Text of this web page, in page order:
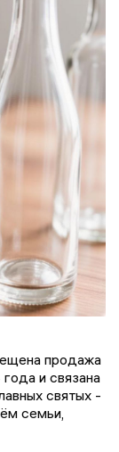
продажа
и связана
святых -
семьи,